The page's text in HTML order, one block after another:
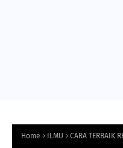
Home ILMU CARA TERBAIK